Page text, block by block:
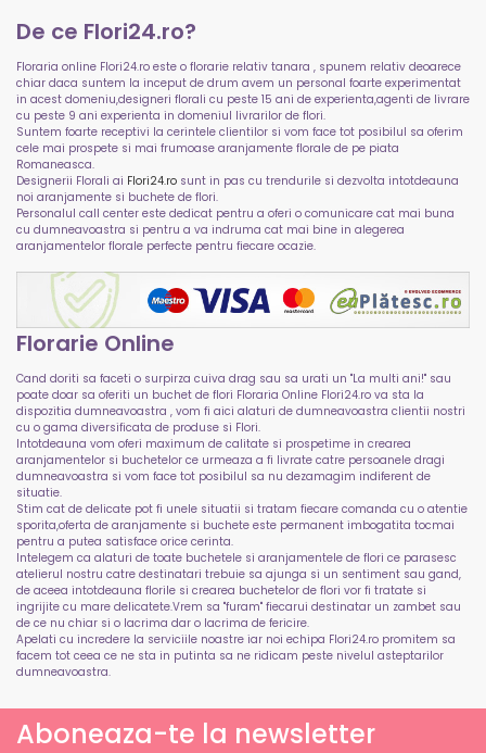
De ce Flori24.ro?
Floraria online Flori24.ro este o florarie relativ tanara , spunem relativ deoarece
chiar daca suntem la inceput de drum avem un personal foarte experimentat
in acest domeniu,designeri florali cu peste 15 ani de experienta,agenti de livrare
cu peste 9 ani experienta in domeniul livrarilor de flori.
Suntem foarte receptivi la cerintele clientilor si vom face tot posibilul sa oferim
cele mai prospete si mai frumoase aranjamente florale de pe piata
Romaneasca.
Designerii Florali ai Flori24.ro sunt in pas cu trendurile si dezvolta intotdeauna
noi aranjamente si buchete de flori.
Personalul call center este dedicat pentru a oferi o comunicare cat mai buna
cu dumneavoastra si pentru a va indruma cat mai bine in alegerea
aranjamentelor florale perfecte pentru fiecare ocazie.
Florarie Online
Cand doriti sa faceti o surpirza cuiva drag sau sa urati un "La multi ani!" sau
poate doar sa oferiti un buchet de flori Floraria Online Flori24.ro va sta la
dispozitia dumneavoastra , vom fi aici alaturi de dumneavoastra clientii nostri
cu o gama diversificata de produse si Flori.
Intotdeauna vom oferi maximum de calitate si prospetime in crearea
aranjamentelor si buchetelor ce urmeaza a fi livrate catre persoanele dragi
dumneavoastra si vom face tot posibilul sa nu dezamagim indiferent de
situatie.
Stim cat de delicate pot fi unele situatii si tratam fiecare comanda cu o atentie
sporita,oferta de aranjamente si buchete este permanent imbogatita tocmai
pentru a putea satisface orice cerinta.
Intelegem ca alaturi de toate buchetele si aranjamentele de flori ce parasesc
atelierul nostru catre destinatari trebuie sa ajunga si un sentiment sau gand,
de aceea intotdeauna florile si crearea buchetelor de flori vor fi tratate si
ingrijite cu mare delicatete.Vrem sa "furam" fiecarui destinatar un zambet sau
de ce nu chiar si o lacrima dar o lacrima de fericire.
Apelati cu incredere la serviciile noastre iar noi echipa Flori24.ro promitem sa
facem tot ceea ce ne sta in putinta sa ne ridicam peste nivelul asteptarilor
dumneavoastra.
Aboneaza-te la newsletter